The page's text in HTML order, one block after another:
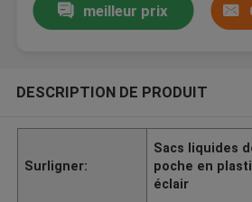
meilleur prix
DESCRIPTION DE PRODUIT
Surligner:
Sacs liquides
poche en
éclair